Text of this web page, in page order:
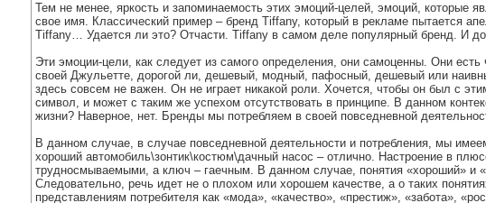
Тем не менее, яркость и запоминаемость этих эмоций-целей, эмоций, которые
свое имя. Классический пример – бренд Tiffany, который в рекламе пытается
Tiffany… Удается ли это? Отчасти. Tiffany в самом деле популярный бренд. И
Эти эмоции-цели, как следует из самого определения, они самоценны. Они
своей Джульетте, дорогой ли, дешевый, модный, пафосный, дешевый или
здесь совсем не важен. Он не играет никакой роли. Хочется, чтобы он был с
символ, и может с таким же успехом отсутствовать в принципе. В данном
жизни? Наверное, нет. Бренды мы потребляем в своей повседневной
В данном случае, в случае повседневной деятельности и потребления, мы
хороший автомобиль\зонтик\костюм\дачный насос – отлично. Настроение в
трудносмываемыми, а ключ – гаечным. В данном случае, понятия «хороший» и
Следовательно, речь идет не о плохом или хорошем качестве, а о таких
представлениям потребителя как «мода», «качество», «престиж», «забота»,